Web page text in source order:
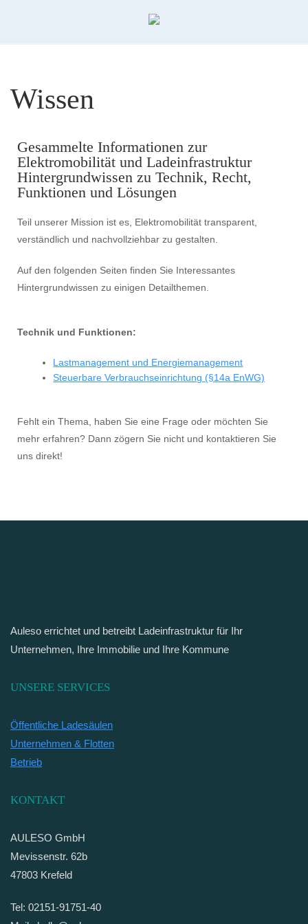
Wissen
Gesammelte Informationen zur
Elektromobilität und Ladeinfrastruktur
Hintergrundwissen zu Technik, Recht,
Funktionen und Lösungen
Teil unserer Mission ist es, Elektromobilität transparent,
verständlich und nachvollziehbar zu gestalten.
Auf den folgenden Seiten finden Sie Interessantes
Hintergrundwissen zu einigen Detailthemen.
Technik und Funktionen:
Lastmanagement und Energiemanagement
Steuerbare Verbrauchseinrichtung (§14a EnWG)
Fehlt ein Thema, haben Sie eine Frage oder möchten Sie
mehr erfahren? Dann zögern Sie nicht und kontaktieren Sie
uns direkt!
Auleso errichtet und betreibt Ladeinfrastruktur für Ihr
Unternehmen, Ihre Immobilie und Ihre Kommune
UNSERE SERVICES
Öffentliche Ladesäulen
Unternehmen & Flotten
Betrieb
KONTAKT
AULESO GmbH
Mevissenstr. 62b
47803 Krefeld
Tel: 02151-91751-40